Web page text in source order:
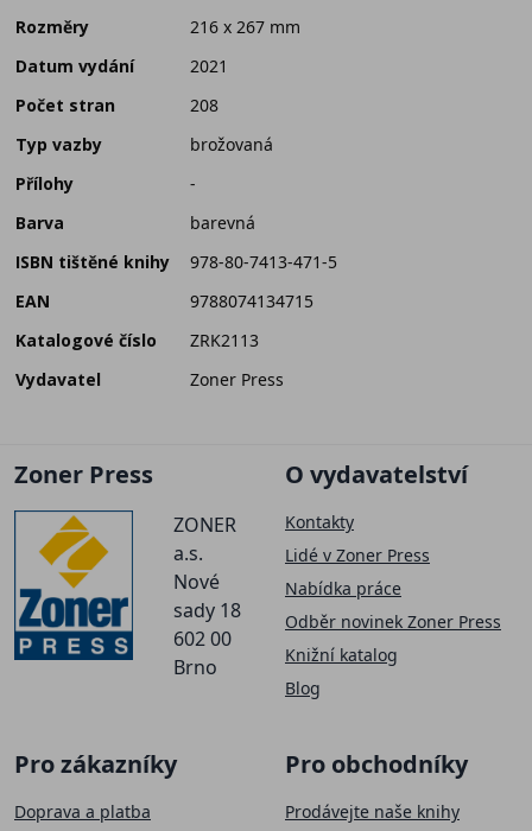
Rozměry
216 x 267 mm
Datum vydání
2021
Počet stran
208
Typ vazby
brožovaná
Přílohy
-
Barva
barevná
ISBN tištěné knihy
978-80-7413-471-5
EAN
9788074134715
Katalogové číslo
ZRK2113
Vydavatel
Zoner Press
Zoner Press
ZONER
a.s.
Nové
sady 18
602 00
Brno
O vydavatelství
Kontakty
Lidé v Zoner Press
Nabídka práce
Odběr novinek Zoner Press
Knižní katalog
Blog
Pro zákazníky
Doprava a platba
Pro obchodníky
Prodávejte naše knihy